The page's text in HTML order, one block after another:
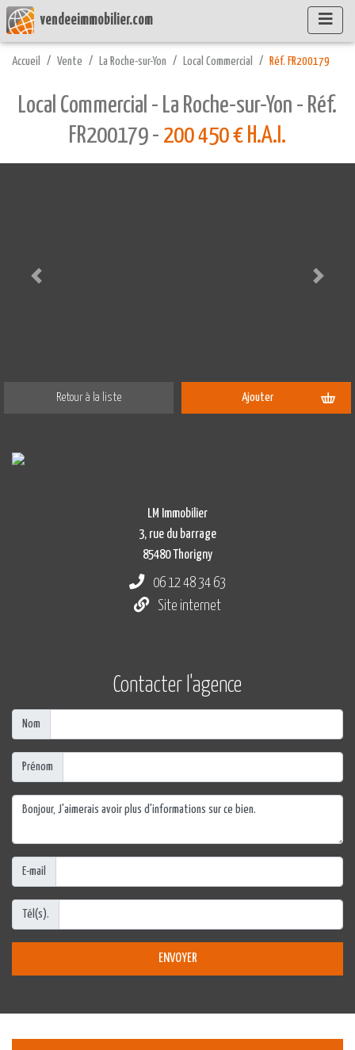
vendeeimmobilier.com
Accueil Vente La Roche-sur-Yon Local Commercial Réf. FR200179
Local Commercial - La Roche-sur-Yon - Réf.
FR200179 - 200 450 € H.A.I.
Précédente
Retour à la liste Ajouter
LM Immobilier
3, rue du barrage
85480 Thorigny
06 12 48 34 63
Site internet
Contacter l'agence
Nom
Prénom
E-mail
Tél(s).
ENVOYER